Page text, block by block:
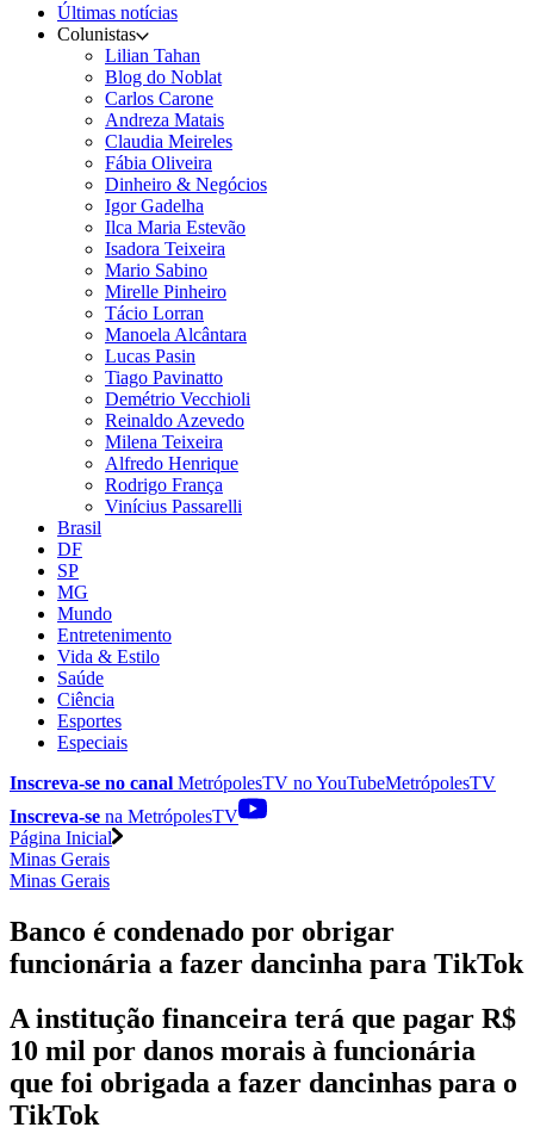
Últimas notícias
Colunistas
Lilian Tahan
Blog do Noblat
Carlos Carone
Andreza Matais
Claudia Meireles
Fábia Oliveira
Dinheiro & Negócios
Igor Gadelha
Ilca Maria Estevão
Isadora Teixeira
Mario Sabino
Mirelle Pinheiro
Tácio Lorran
Manoela Alcântara
Lucas Pasin
Tiago Pavinatto
Demétrio Vecchioli
Reinaldo Azevedo
Milena Teixeira
Alfredo Henrique
Rodrigo França
Vinícius Passarelli
Brasil
DF
SP
MG
Mundo
Entretenimento
Vida & Estilo
Saúde
Ciência
Esportes
Especiais
Inscreva-se no canal MetrópolesTV noYouTubeMetrópolesTV
Inscreva-se na MetrópolesTV
Página Inicial
Minas Gerais
Minas Gerais
Banco é condenado por obrigar
funcionária a fazer dancinha para TikTok
A institução financeira terá que pagar R$
10 mil por danos morais à funcionária
que foi obrigada a fazer dancinhas para o
TikTok